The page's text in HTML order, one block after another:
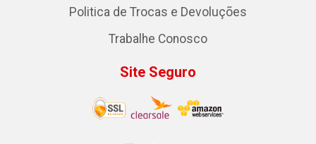
Politica de Trocas e Devoluções
Trabalhe Conosco
Site Seguro